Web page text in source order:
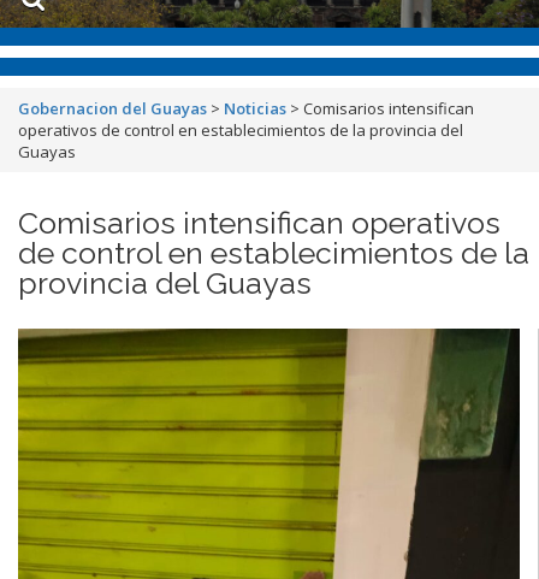
Gobernacion del Guayas > Noticias > Comisarios intensifican
operativos de control en establecimientos de la provincia del
Guayas
Comisarios intensifican operativos
de control en establecimientos de la
provincia del Guayas